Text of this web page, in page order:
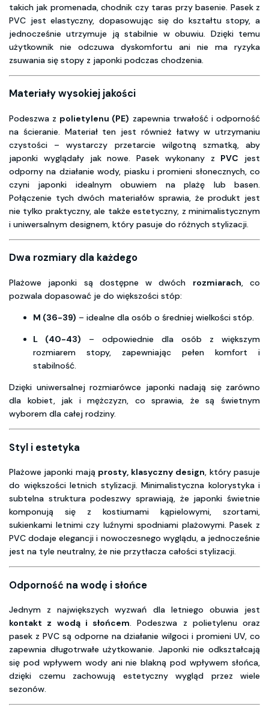
takich jak promenada, chodnik czy taras przy basenie. Pasek z
PVC jest elastyczny, dopasowując się do kształtu stopy, a
jednocześnie utrzymuje ją stabilnie w obuwiu. Dzięki temu
użytkownik nie odczuwa dyskomfortu ani nie ma ryzyka
zsuwania się stopy z japonki podczas chodzenia.
Materiały wysokiej jakości
Podeszwa z polietylenu (PE) zapewnia trwałość i odporność
na ścieranie. Materiał ten jest również łatwy w utrzymaniu
czystości – wystarczy przetarcie wilgotną szmatką, aby
japonki wyglądały jak nowe. Pasek wykonany z PVC jest
odporny na działanie wody, piasku i promieni słonecznych, co
czyni japonki idealnym obuwiem na plażę lub basen.
Połączenie tych dwóch materiałów sprawia, że produkt jest
nie tylko praktyczny, ale także estetyczny, z minimalistycznym
i uniwersalnym designem, który pasuje do różnych stylizacji.
Dwa rozmiary dla każdego
Plażowe japonki są dostępne w dwóch rozmiarach, co
pozwala dopasować je do większości stóp:
M (36-39) – idealne dla osób o średniej wielkości stóp.
L (40-43) – odpowiednie dla osób z większym
rozmiarem stopy, zapewniając pełen komfort i
stabilność.
Dzięki uniwersalnej rozmiarówce japonki nadają się zarówno
dla kobiet, jak i mężczyzn, co sprawia, że są świetnym
wyborem dla całej rodziny.
Styl i estetyka
Plażowe japonki mają prosty, klasyczny design, który pasuje
do większości letnich stylizacji. Minimalistyczna kolorystyka i
subtelna struktura podeszwy sprawiają, że japonki świetnie
komponują się z kostiumami kąpielowymi, szortami,
sukienkami letnimi czy luźnymi spodniami plażowymi. Pasek z
PVC dodaje elegancji i nowoczesnego wyglądu, a jednocześnie
jest na tyle neutralny, że nie przytłacza całości stylizacji.
Odporność na wodę i słońce
Jednym z największych wyzwań dla letniego obuwia jest
kontakt z wodą i słońcem. Podeszwa z polietylenu oraz
pasek z PVC są odporne na działanie wilgoci i promieni UV, co
zapewnia długotrwałe użytkowanie. Japonki nie odkształcają
się pod wpływem wody ani nie blakną pod wpływem słońca,
dzięki czemu zachowują estetyczny wygląd przez wiele
sezonów.